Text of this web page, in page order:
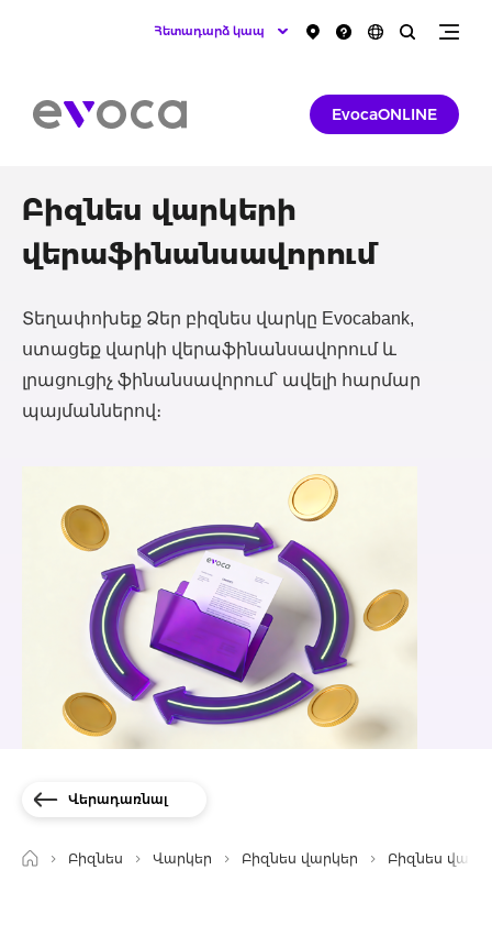
Հետադարձ կապ
EvocaONLINE
Բիզնես վարկերի
վերաֆինանսավորում
Տեղափոխեք Ձեր բիզնես վարկը Evocabank,
ստացեք վարկի վերաֆինանսավորում և
լրացուցիչ ֆինանսավորում՝ ավելի հարմար
պայմաններով։
Վերադառնալ
Բիզնես Վարկեր Բիզնես վարկեր Բիզնես